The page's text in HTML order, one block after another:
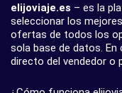
elijoviaje.es – es la
seleccionar los
ofertas de todos los
sola base de datos.
directo del vendedor o